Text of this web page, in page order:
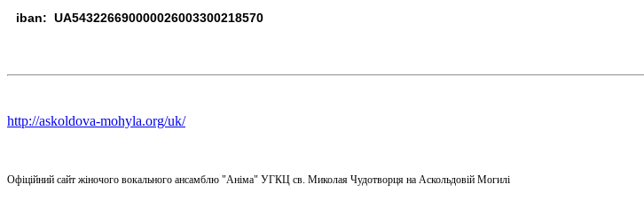
iban: UA543226690000026003300218570
http://askoldova-mohyla.org/uk/
Офіційний сайт жіночого вокального ансамблю "Аніма" УГКЦ св. Миколая Чудотворця на Аскольдовій Могилі